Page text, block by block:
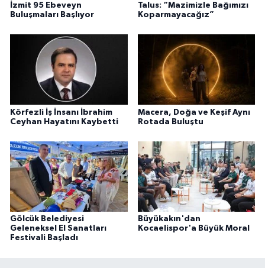
İzmit 95 Ebeveyn
Buluşmaları Başlıyor
Talus: “Mazimizle Bağımızı
Koparmayacağız”
Körfezli İş İnsanı İbrahim
Ceyhan Hayatını Kaybetti
Macera, Doğa ve Keşif Aynı
Rotada Buluştu
Gölcük Belediyesi
Geleneksel El Sanatları
Festivali Başladı
Büyükakın'dan
Kocaelispor'a Büyük Moral